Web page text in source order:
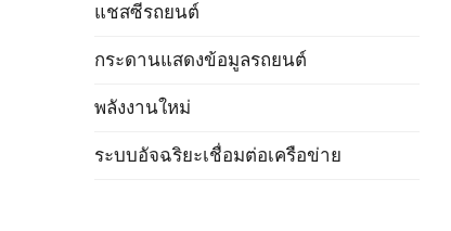
แชสซีรถยนต์
กระดานแสดงข้อมูลรถยนต์
พลังงานใหม่
ระบบอัจฉริยะเชื่อมต่อเครือข่าย